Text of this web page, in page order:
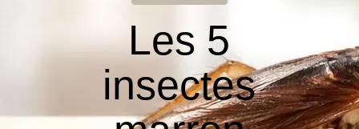
Les 5
insectes